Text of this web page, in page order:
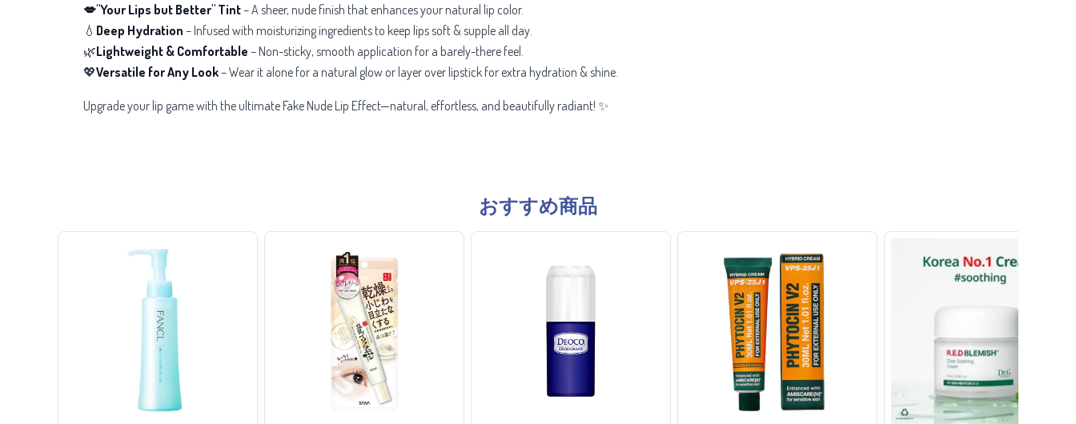
💋"Your Lips but Better" Tint– A sheer, nude finish that enhances your natural lip color.
💧 Deep Hydration – Infused with moisturizing ingredients to keep lips soft & supple all day.
🌿Lightweight & Comfortable – Non-sticky, smooth application for a barely-there feel.
💖Versatile for Any Look– Wear it alone for a natural glow or layer over lipstick for extra hydration & shine.
Upgrade your lip game with the ultimate Fake Nude Lip Effect—natural, effortless, and beautifully radiant! ✨
おすすめ商品